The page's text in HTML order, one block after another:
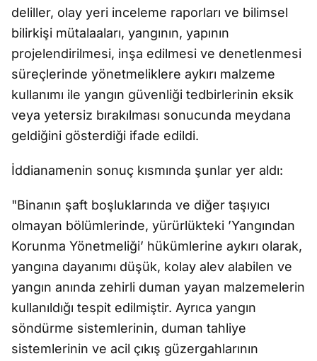
deliller, olay yeri inceleme raporları ve bilimsel
bilirkişi mütalaaları, yangının, yapının
projelendirilmesi, inşa edilmesi ve denetlenmesi
süreçlerinde yönetmeliklere aykırı malzeme
kullanımı ile yangın güvenliği tedbirlerinin eksik
veya yetersiz bırakılması sonucunda meydana
geldiğini gösterdiği ifade edildi.
İddianamenin sonuç kısmında şunlar yer aldı:
"Binanın şaft boşluklarında ve diğer taşıyıcı
olmayan bölümlerinde, yürürlükteki ’Yangından
Korunma Yönetmeliği’ hükümlerine aykırı olarak,
yangına dayanımı düşük, kolay alev alabilen ve
yangın anında zehirli duman yayan malzemelerin
kullanıldığı tespit edilmiştir. Ayrıca yangın
söndürme sistemlerinin, duman tahliye
sistemlerinin ve acil çıkış güzergahlarının